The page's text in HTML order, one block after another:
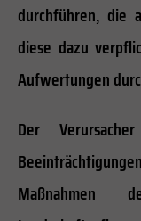
durchführen, die
diese dazu
Aufwertungen
Der
Maßnahmen